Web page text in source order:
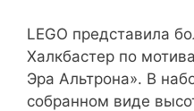
LEGO представила
Халкбастер по
Эра Альтрона». В
собранном виде